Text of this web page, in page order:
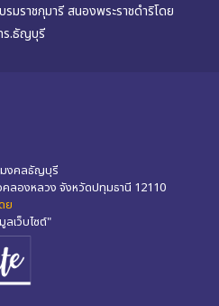
มราชกุมารี สนองพระราชดำริโดย
ร.ธัญบุรี
มงคลธัญบุรี
ลองหลวง จังหวัดปทุมธานี 12110
ย
เว็บไซต์"